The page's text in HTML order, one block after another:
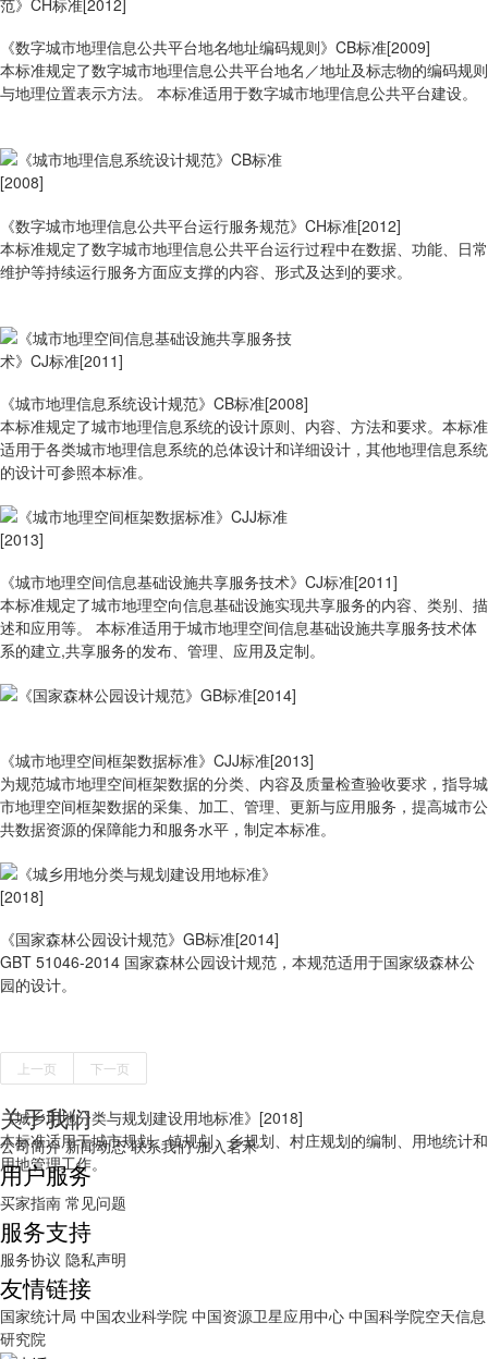
《数字城市地理信息公共平台地名∕地址编码规则》CB标准[2009]
本标准规定了数字城市地理信息公共平台地名／地址及标志物的编码规则
与地理位置表示方法。 本标准适用于数字城市地理信息公共平台建设。
《数字城市地理信息公共平台运行服务规范》CH标准[2012]
本标准规定了数字城市地理信息公共平台运行过程中在数据、功能、日常
维护等持续运行服务方面应支撑的内容、形式及达到的要求。
《城市地理信息系统设计规范》CB标准[2008]
本标准规定了城市地理信息系统的设计原则、内容、方法和要求。本标准
适用于各类城市地理信息系统的总体设计和详细设计，其他地理信息系统
的设计可参照本标准。
《城市地理空间信息基础设施共享服务技术》CJ标准[2011]
本标准规定了城市地理空向信息基础设施实现共享服务的内容、类别、描
述和应用等。 本标准适用于城市地理空间信息基础设施共享服务技术体
系的建立,共享服务的发布、管理、应用及定制。
《城市地理空间框架数据标准》CJJ标准[2013]
为规范城市地理空间框架数据的分类、内容及质量检查验收要求，指导城
市地理空间框架数据的采集、加工、管理、更新与应用服务，提高城市公
共数据资源的保障能力和服务水平，制定本标准。
《国家森林公园设计规范》GB标准[2014]
GBT 51046-2014 国家森林公园设计规范，本规范适用于国家级森林公
园的设计。
《城乡用地分类与规划建设用地标准》[2018]
本标准适用于城市规划、镇规划、乡规划、村庄规划的编制、用地统计和
用地管理工作。
上一页 下一页
关于我们
公司简介 新闻动态 联系我们 加入茗禾
用户服务
买家指南 常见问题
服务支持
服务协议 隐私声明
友情链接
国家统计局 中国农业科学院 中国资源卫星应用中心 中国科学院空天信息
研究院